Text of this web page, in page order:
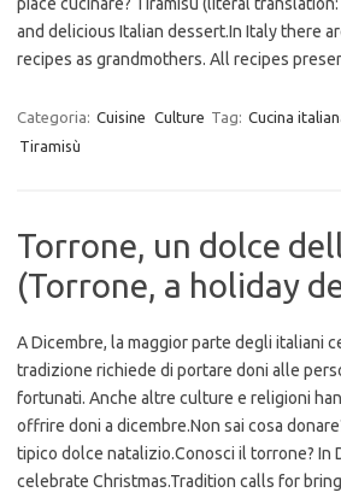
and delicious Italian dessert.In Italy there
recipes as grandmothers. All recipes
Categoria: Cuisine Culture Tag: Cucina
Tiramisù
Torrone, un dolce
(Torrone, a holiday
A Dicembre, la maggior parte degli italiani
tradizione richiede di portare doni alle
fortunati. Anche altre culture e religioni
offrire doni a dicembre.Non sai cosa
tipico dolce natalizio.Conosci il torrone? In
celebrate Christmas.Tradition calls for